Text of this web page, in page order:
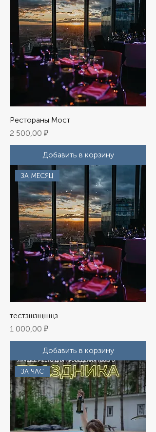
Рестораны Мост
Цена
2 500,00 ₽
Добавить в корзину
ЗА МЕСЯЦ
тестзшзщшщз
Цена
1 000,00 ₽
Добавить в корзину
ЗА ЧАС